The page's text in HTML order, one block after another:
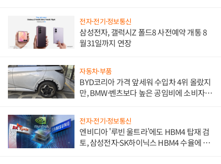
전자·전기·정보통신
삼성전자, 갤럭시Z 폴드8 사전예약 개통 8
월31일까지 연장
자동차·부품
BYD코리아 가격 앞세워 수입차 4위 올랐지
만, BMW·벤츠보다 높은 공임비에 소비자
전자·전기·정보통신
엔비디아 '루빈 울트라'에도 HBM4 탑재 검
토, 삼성전자·SK하이닉스 HBM4 수율에 주